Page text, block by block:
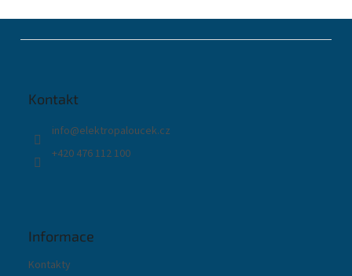
Kontakt
info@elektropaloucek.cz
+420 476 112 100
Informace
Kontakty